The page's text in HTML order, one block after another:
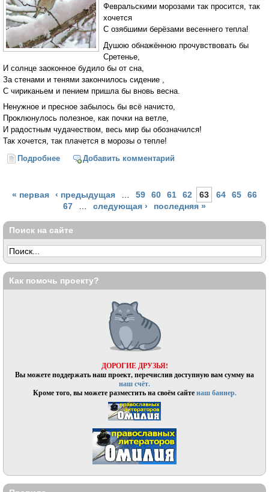
Февральскими морозами так просится, так
хочется
С озябшими берёзами весеннего тепла!
Душою обнажённою прочувствовать бы
Сретенье,
И солнце заоконное будило бы от сна,
За стенами и тенями закончилось сидение ,
С чириканьем и пением пришла бы вновь весна.
Ненужное и пресное забылось бы всё начисто,
Проклюнулось полезное, как почки на ветле,
И радостным чудачеством, весь мир бы обозначился!
Так хочется, так плачется в морозы о тепле!
Подробнее о Так хочется, так плачется
Добавить комментарий
Страницы
« первая ‹ предыдущая 59 60 61 62 63 64 65
66
67
следующая › последняя »
Поиск на сайте
Как помочь проекту?
ДОРОГИЕ ДРУЗЬЯ!
Вы можете поддержать наш проект, перечислив доступную вам сумму на
наш счёт.
Кроме того, вы можете разместить на своём сайтенаш баннер.